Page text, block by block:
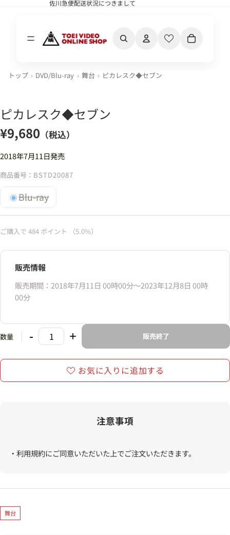
佐川急便配送状況につきまして
佐川急便配送状況につきまして
トップ DVD/Blu-ray 舞台 ピカレスク◆セブン
ピカレスク◆セブン
¥9,680 （税込）
2018年7月11日発売
商品番号： BSTD20087
Blu-ray
ご購入で 484 ポイント （5.0%）
販売情報
販売期間：2018年7月11日 00時00分〜2023年12月8日 00時
00分
数量 - + 販売終了
お気に入りに追加する
注意事項
・利用規約にご同意いただいた上でご注文いただきます。
舞台